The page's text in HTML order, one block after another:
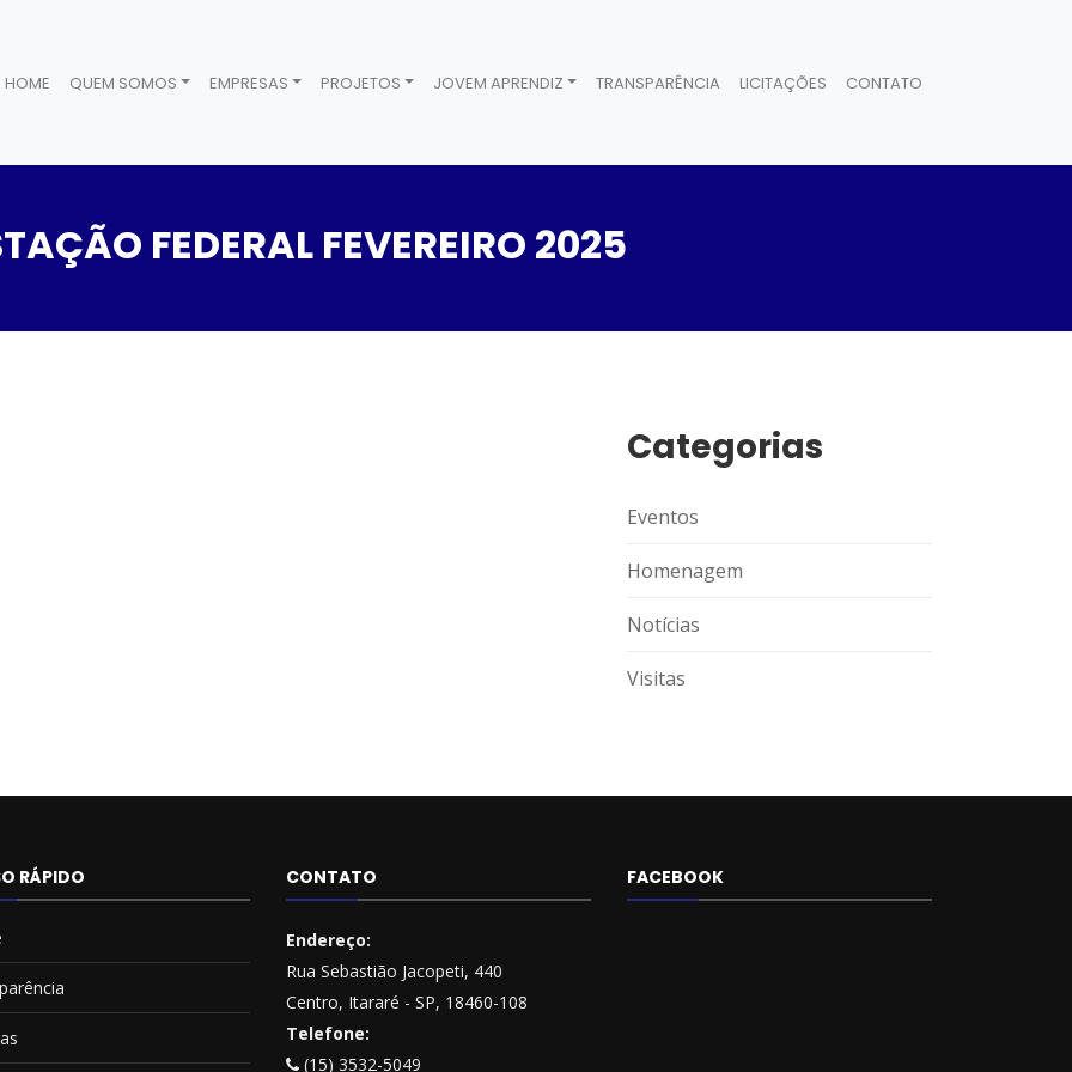
HOME QUEM SOMOS EMPRESAS PROJETOS JOVEM APRENDIZ TRANSPARÊNCIA LICITAÇÕES CONTATO
FEDERAL FEVEREIRO 2025
Categorias
Eventos
Homenagem
Notícias
Visitas
RÁPIDO CONTATO
Endereço:
Rua Sebastião Jacopeti, 440
Centro, Itararé - SP, 18460-108
Telefone:
(15) 3532-5049
FACEBOOK